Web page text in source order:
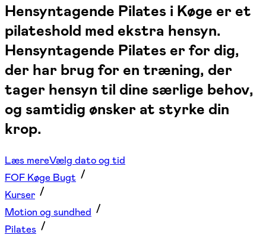
Hensyntagende Pilates i Køge er et
pilateshold med ekstra hensyn.
Hensyntagende Pilates er for dig,
der har brug for en træning, der
tager hensyn til dine særlige behov,
og samtidig ønsker at styrke din
krop.
Læs mereVælg dato og tid
FOF Køge Bugt
Kurser
Motion og sundhed
Pilates